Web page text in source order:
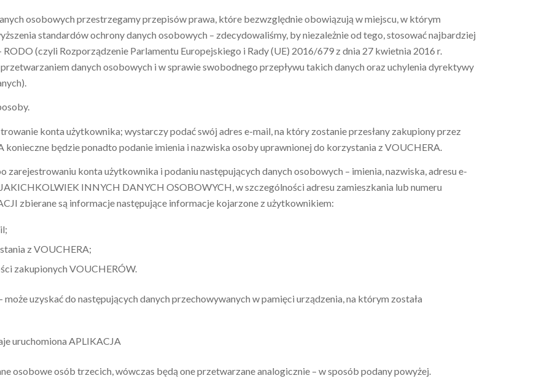
osobowych przestrzegamy przepisów prawa, które bezwzględnie obowiązują w miejscu, w którym
standardów ochrony danych osobowych – zdecydowaliśmy, by niezależnie od tego, stosować najbardziej
(czyli Rozporządzenie Parlamentu Europejskiego i Rady (UE) 2016/679 z dnia 27 kwietnia 2016 r.
danych osobowych i w sprawie swobodnego przepływu takich danych oraz uchylenia dyrektywy
konta użytkownika; wystarczy podać swój adres e-mail, na który zostanie przesłany zakupiony przez
będzie ponadto podanie imienia i nazwiska osoby uprawnionej do korzystania z VOUCHERA.
zarejestrowaniu konta użytkownika i podaniu następujących danych osobowych – imienia, nazwiska, adresu e-
INNYCH DANYCH OSOBOWYCH, w szczególności adresu zamieszkania lub numeru
zbierane są informacje następujące informacje kojarzone z użytkownikiem:
z VOUCHERA;
zakupionych VOUCHERÓW.
uzyskać do następujących danych przechowywanych w pamięci urządzenia, na którym została
uruchomiona APLIKACJA
osobowe osób trzecich, wówczas będą one przetwarzane analogicznie – w sposób podany powyżej.